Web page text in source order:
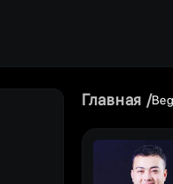
Главная